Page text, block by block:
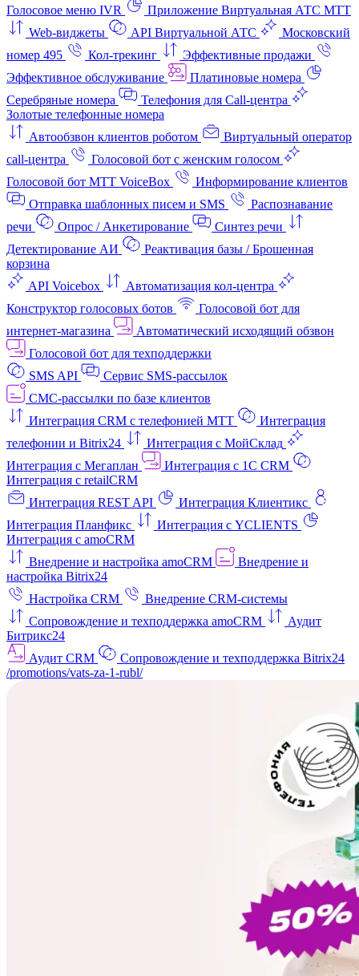
Голосовое меню IVR
Приложение Виртуальная АТС МТТ
Web-виджеты
API Виртуальной АТС
Московский
номер 495
Кол-трекинг
Эффективные продажи
Эффективное обслуживание
Платиновые номера
Серебряные номера
Телефония для Call-центра
Золотые телефонные номера
Автообзвон клиентов роботом
Виртуальный оператор
call-центра
Голосовой бот с женским голосом
Голосовой бот МТТ VoiceBox
Информирование клиентов
Отправка шаблонных писем и SMS
Распознавание
речи
Опрос / Анкетирование
Синтез речи
Детектирование АИ
Реактивация базы / Брошенная
корзина
API Voicebox
Автоматизация кол‑центра
Конструктор голосовых ботов
Голосовой бот для
интернет‑магазина
Автоматический исходящий обзвон
Голосовой бот для техподдержки
SMS API
Сервис SMS-рассылок
СМС-рассылки по базе клиентов
Интеграция CRM с телефонией МТТ
Интеграция
телефонии и Bitrix24
Интеграция с МойСклад
Интеграция с Мегаплан
Интеграция с 1C CRM
Интеграция с retailCRM
Интеграция REST API
Интеграция Клиентикс
Интеграция Планфикс
Интеграция с YCLIENTS
Интеграция с amoCRM
Внедрение и настройка amoCRM
Внедрение и
настройка Bitrix24
Настройка CRM
Внедрение CRM-системы
Сопровождение и техподдержка amoCRM
Аудит
Битрикс24
Аудит CRM
Сопровождение и техподдержка Bitrix24
/promotions/vats-za-1-rubl/